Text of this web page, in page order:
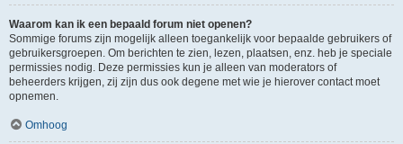
Waarom kan ik een bepaald forum niet openen?
Sommige forums zijn mogelijk alleen toegankelijk voor bepaalde gebruikers of
gebruikersgroepen. Om berichten te zien, lezen, plaatsen, enz. heb je speciale
permissies nodig. Deze permissies kun je alleen van moderators of
beheerders krijgen, zij zijn dus ook degene met wie je hierover contact moet
opnemen.
Omhoog